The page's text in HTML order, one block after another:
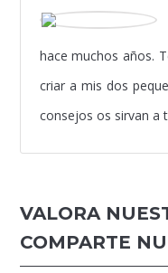
hace muchos años.
criar a mis dos
consejos os sirvan a
VALORA
COMPARTE